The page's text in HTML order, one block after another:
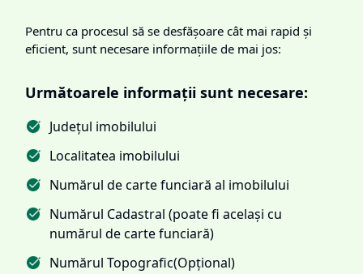
Pentru ca procesul să se desfășoare cât mai rapid și
eficient, sunt necesare informațiile de mai jos:
Următoarele informații sunt necesare:
Județul imobilului
Localitatea imobilului
Numărul de carte funciară al imobilului
Numărul Cadastral (poate fi același cu
numărul de carte funciară)
Numărul Topografic(Opțional)